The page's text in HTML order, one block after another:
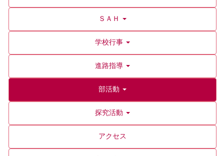
ＳＡＨ
学校行事
進路指導
部活動
探究活動
アクセス